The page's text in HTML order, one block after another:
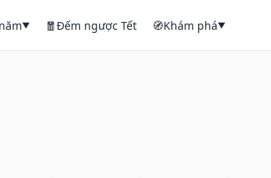
▼ 🧧Đếm ngược Tết 🧭Khám phá▼